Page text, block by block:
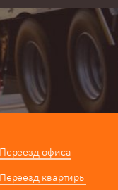
Переезд офиса
Переезд квартиры